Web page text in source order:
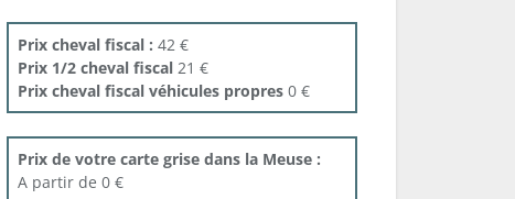
Prix cheval fiscal : 42 €
Prix 1/2 cheval fiscal21 €
Prix cheval fiscal véhicules propres0 €
Prix de votre carte grise dans la Meuse :
A partir de 0 €